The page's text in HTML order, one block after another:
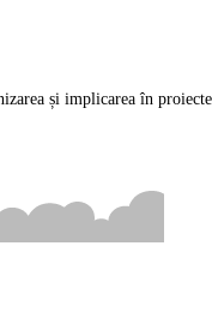
și implicarea în